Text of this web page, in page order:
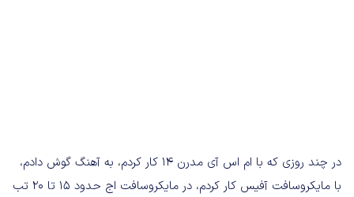
در چند روزی که با ام اس آی مدرن ۱۴ کار کردم، به آهنگ گوش دادم،
با مایکروسافت آفیس کار کردم، در مایکروسافت اج حدود ۱۵ تا ۲۰ تب